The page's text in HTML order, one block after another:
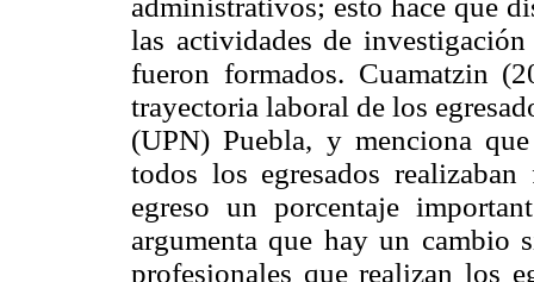
las actividades de
fueron formados. Cuamatzin
trayectoria laboral de los
(UPN) Puebla, y menciona
todos los egresados
egreso un porcentaje
argumenta que hay un cambio
profesionales que realizan los